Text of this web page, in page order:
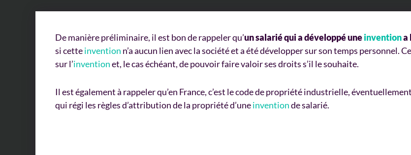
De manière préliminaire, il est bon de rappeler qu’un salarié qui a développé uneinventiona
si cetteinvention n’a aucun lien avec la société et a été développer sur son temps personnel.
sur l’inventionet, le cas échéant, de pouvoir faire valoir ses droits s’il le souhaite.
Il est également à rappeler qu’en France, c’est le code de propriété industrielle,
qui régi les règles d’attribution de la propriété d’uneinventionde salarié.